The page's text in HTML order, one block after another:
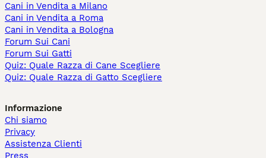
Cani in Vendita a Milano
Cani in Vendita a Roma
Cani in Vendita a Bologna
Forum Sui Cani
Forum Sui Gatti
Quiz: Quale Razza di Cane Scegliere
Quiz: Quale Razza di Gatto Scegliere
Informazione
Chi siamo
Privacy
Assistenza Clienti
Press